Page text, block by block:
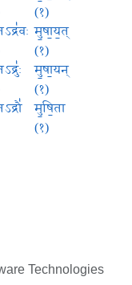
(१)
मु॒षा॒य॒त्
(१)
मु॒षा॒यन्
(१)
मु॒षि॒ता
(१)
Technologies